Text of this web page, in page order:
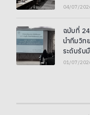
04/07/
ฉบับที่
นำทีมวิท
ระดับรับ
01/07/